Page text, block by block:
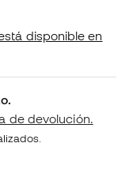
disponible en
de devolución.